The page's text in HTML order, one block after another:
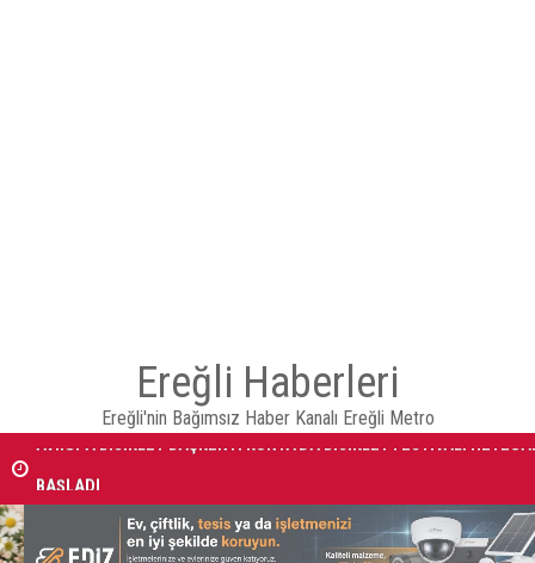
Ereğli Haberleri
Ereğli'nin Bağımsız Haber Kanalı Ereğli Metro
AVRUPA BİSİKLET BAŞKENTİ KONYA'DA BİSİKLET FESTİVALİ
BAŞLADI
YAZ AYLARINI BİZİMLE BİRLİKTE GEÇİRİYOR”